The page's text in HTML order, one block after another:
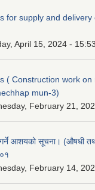
for supply and delivery
April 15, 2024 - 15:53
( Construction work
mun-3)
February 21,
आशयको सूचना। (औषधी
February 14,